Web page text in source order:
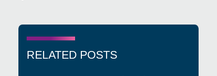
RELATED POSTS